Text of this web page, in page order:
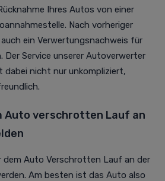
Ihres Autos von einer
Nach vorheriger
ein Verwertungsnachweis für
Der Service unserer Autoverwerter
dabei nicht nur unkompliziert,
Auto verschrotten Lauf an
dem Auto Verschrotten Lauf an der
Am besten ist das Auto also